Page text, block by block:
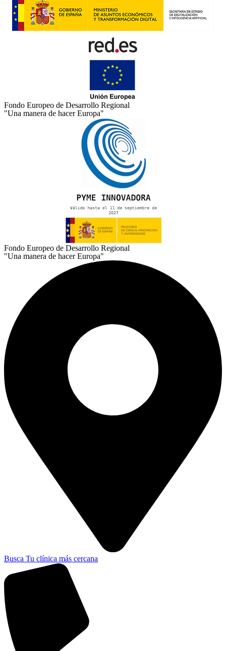
Fondo Europeo de Desarrollo Regional
"Una manera de hacer Europa"
Fondo Europeo de Desarrollo Regional
"Una manera de hacer Europa"
Busca Tu clínica más cercana